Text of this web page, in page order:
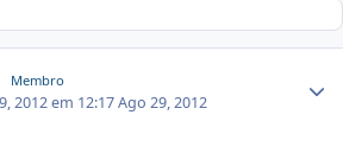
Membro
2012 em 12:17Ago 29, 2012